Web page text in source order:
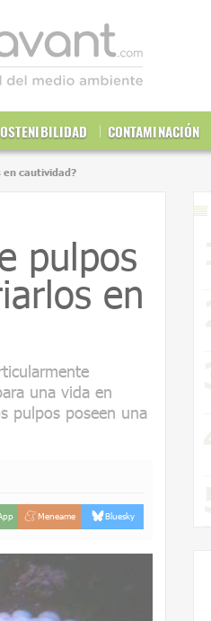
CONTAMINACIÓN
en cautividad?
pulpos
en
una vida en
pulpos poseen una
Meneame Bluesky